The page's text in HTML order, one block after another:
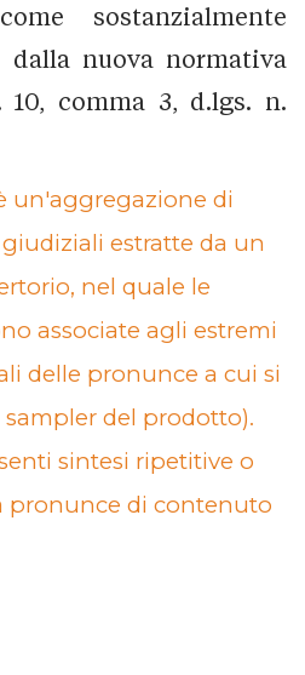
sostanzialmente
dalla nuova normativa
10, comma 3, d.lgs. n.
un'aggregazione di
estratte da un
nel quale le
associate agli estremi
delle pronunce a cui si
del prodotto).
sintesi ripetitive o
pronunce di contenuto